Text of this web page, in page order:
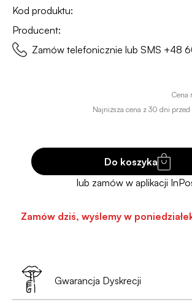
Kod produktu:
Producent:
Zamów telefonicznie lub SMS +48
Cena
Najniższa cena z 30 dni przed
Do koszyka
Zamów dziś, wyślemy w
Gwarancja Dyskrecji